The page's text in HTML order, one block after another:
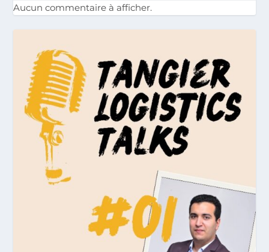
Aucun commentaire à afficher.